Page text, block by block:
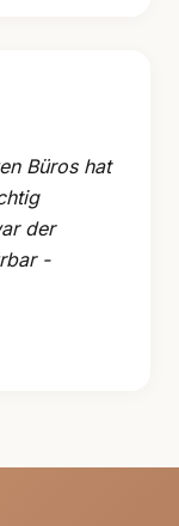
Büros hat
der
-